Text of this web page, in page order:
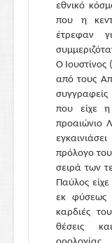
εθνικό
που η
έτρεφαν
Ο
από τους
που είχε
προαιώνιο
πρόλογο
σειρά των
Παύλος
εκ φύσεως
καρδιές
θέσεις